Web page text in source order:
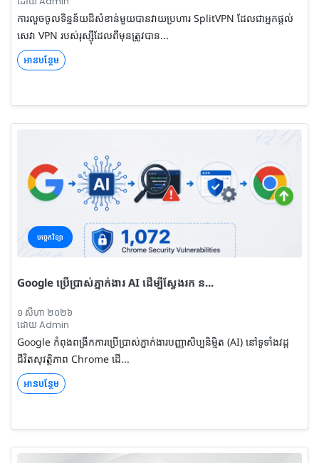
ការលួចចូលទិន្នន័យដ៏សំខាន់មួយបានវាយប្រហារ SplitVPN ដែលជាអ្នកផ្តល់
សេវា VPN របស់រុស្ស៊ីដែលពីមុនត្រូវបាន...
អានបន្ថែម
បច្ចេកវិទ្យា
Google ប្រើប្រាស់ភ្នាក់ងារ AI ដើម្បីស្វែងរក ន...
១ សីហា ២០២៦
ដោយ Admin
Google កំពុងពង្រីកការប្រើប្រាស់ភ្នាក់ងារបញ្ញាសិប្បនិម្មិត (AI) នៅទូទាំងវដ្ត
ជីវិតសុវត្ថិភាព Chrome ដើ...
អានបន្ថែម